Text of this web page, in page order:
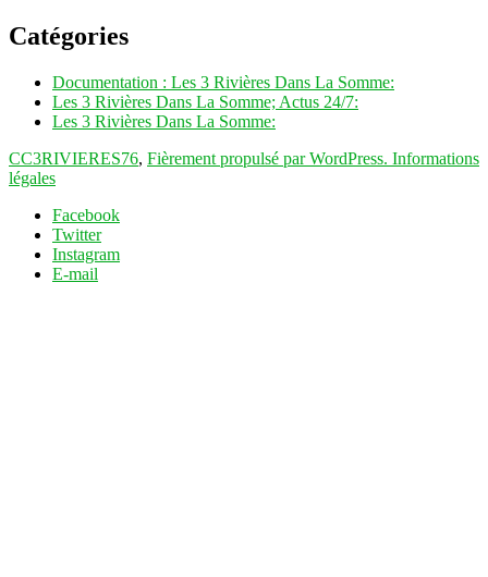
Catégories
Documentation : Les 3 Rivières Dans La Somme:
Les 3 Rivières Dans La Somme; Actus 24/7:
Les 3 Rivières Dans La Somme:
CC3RIVIERES76, Fièrement propulsé par WordPress. Informations
légales
Facebook
Twitter
Instagram
E-mail